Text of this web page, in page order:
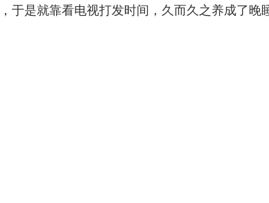
是就靠看电视打发时间，久而久之养成了晚